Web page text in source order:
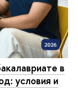
в
условия и